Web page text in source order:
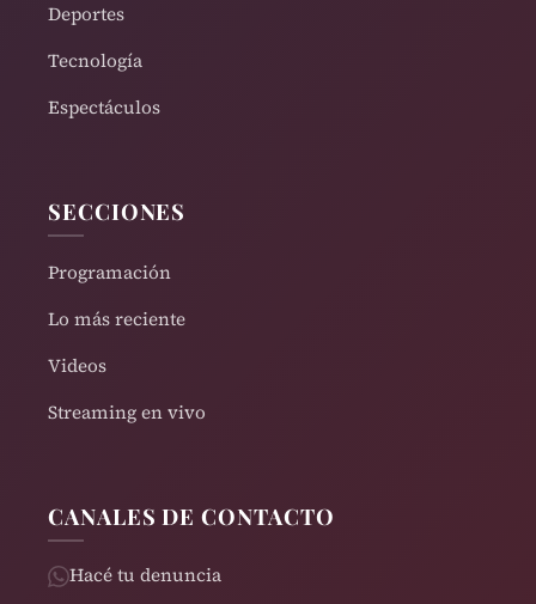
Deportes
Tecnología
Espectáculos
SECCIONES
Programación
Lo más reciente
Videos
Streaming en vivo
CANALES DE CONTACTO
Hacé tu denuncia